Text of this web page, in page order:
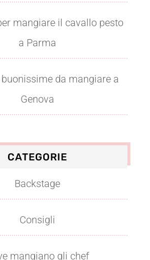
mangiare il cavallo pesto
a Parma
da mangiare a
Genova
CATEGORIE
Backstage
Consigli
mangiano gli chef